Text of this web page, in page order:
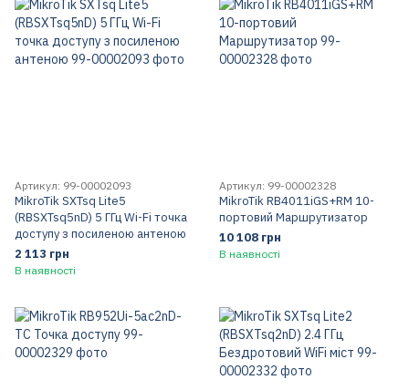
Артикул: 99-00002093
MikroTik SXTsq Lite5
(RBSXTsq5nD) 5 ГГц Wi-Fi точка
доступу з посиленою антеною
2 113 грн
В наявності
Артикул: 99-00002328
MikroTik RB4011iGS+RM 10-
портовий Маршрутизатор
10 108 грн
В наявності